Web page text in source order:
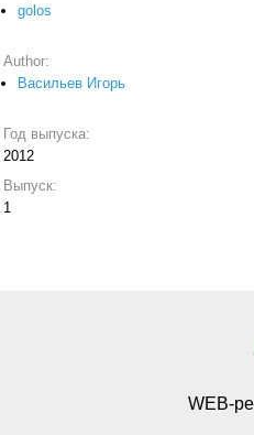
golos
Author:
Васильев Игорь
Год выпуска:
2012
Выпуск:
1
WEB-